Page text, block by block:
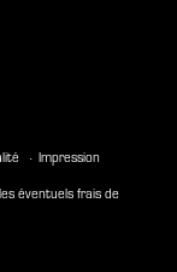
Impression
éventuels frais de